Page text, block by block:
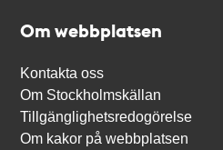
Om webbplatsen
Kontakta oss
Om Stockholmskällan
Tillgänglighetsredogörelse
Om kakor på webbplatsen